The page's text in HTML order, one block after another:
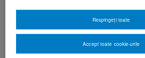
Respingeți toate
Accept toate cookie-urile